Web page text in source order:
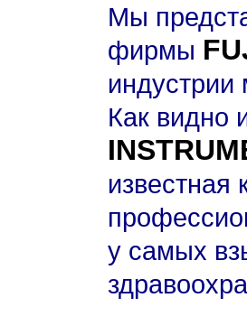
Мы
фирмы
Как видно
известная
у самых